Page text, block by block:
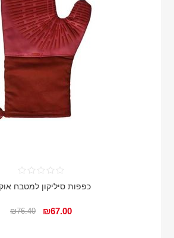
כפפות סיליקון למטבח
₪67.00
₪76.40